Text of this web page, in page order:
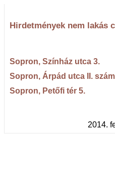
Hirdetmények nem lakás
Sopron, Színház utca 3.
Sopron, Árpád utca II.
Sopron, Petőfi tér 5.
2014.